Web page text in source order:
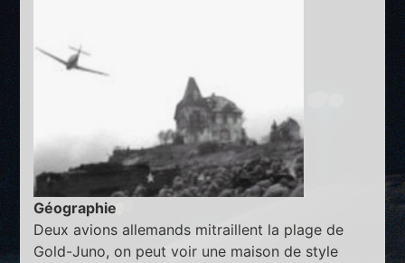
Géographie
Deux avions allemands mitraillent la plage de
Gold-Juno, on peut voir une maison de style